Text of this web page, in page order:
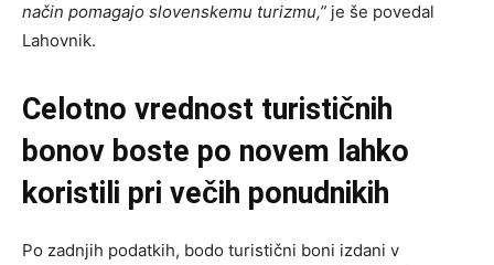
način pomagajo slovenskemu turizmu,” je še povedal
Lahovnik.
Celotno vrednost turističnih
bonov boste po novem lahko
koristili pri večih ponudnikih
Po zadnjih podatkih, bodo turistični boni izdani v